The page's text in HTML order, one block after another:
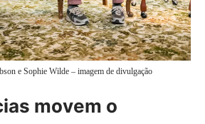
e Sophie Wilde – imagem de divulgação
movem o